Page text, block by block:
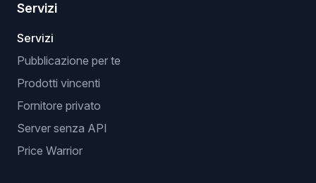
Servizi
Servizi
Pubblicazione per te
Prodotti vincenti
Fornitore privato
Server senza API
Price Warrior